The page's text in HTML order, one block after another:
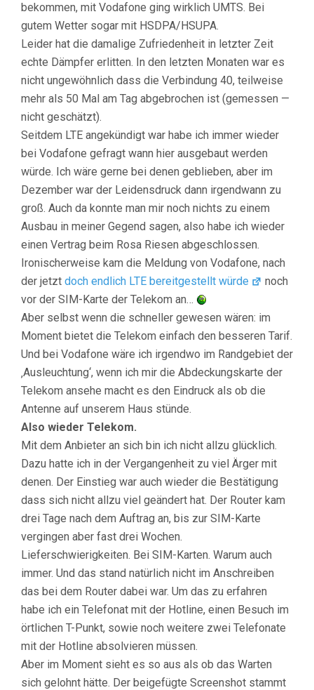
bekommen, mit Vodafone ging wirklich UMTS. Bei
gutem Wetter sogar mit HSDPA/HSUPA.
Leider hat die damalige Zufriedenheit in letzter Zeit
echte Dämpfer erlitten. In den letzten Monaten war es
nicht ungewöhnlich dass die Verbindung 40, teilweise
mehr als 50 Mal am Tag abgebrochen ist (gemessen —
nicht geschätzt).
Seitdem LTE angekündigt war habe ich immer wieder
bei Vodafone gefragt wann hier ausgebaut werden
würde. Ich wäre gerne bei denen geblieben, aber im
Dezember war der Leidensdruck dann irgendwann zu
groß. Auch da konnte man mir noch nichts zu einem
Ausbau in meiner Gegend sagen, also habe ich wieder
einen Vertrag beim Rosa Riesen abgeschlossen.
Ironischerweise kam die Meldung von Vodafone, nach
der jetzt doch endlich LTE bereitgestellt würde
noch
vor der SIM-Karte der Telekom an…
Aber selbst wenn die schneller gewesen wären: im
Moment bietet die Telekom einfach den besseren Tarif.
Und bei Vodafone wäre ich irgendwo im Randgebiet der
‚Ausleuchtung‘, wenn ich mir die Abdeckungskarte der
Telekom ansehe macht es den Eindruck als ob die
Antenne auf unserem Haus stünde.
Also wieder Telekom.
Mit dem Anbieter an sich bin ich nicht allzu glücklich.
Dazu hatte ich in der Vergangenheit zu viel Ärger mit
denen. Der Einstieg war auch wieder die Bestätigung
dass sich nicht allzu viel geändert hat. Der Router kam
drei Tage nach dem Auftrag an, bis zur SIM-Karte
vergingen aber fast drei Wochen.
Lieferschwierigkeiten. Bei SIM-Karten. Warum auch
immer. Und das stand natürlich nicht im Anschreiben
das bei dem Router dabei war. Um das zu erfahren
habe ich ein Telefonat mit der Hotline, einen Besuch im
örtlichen T-Punkt, sowie noch weitere zwei Telefonate
mit der Hotline absolvieren müssen.
Aber im Moment sieht es so aus als ob das Warten
sich gelohnt hätte. Der beigefügte Screenshot stammt